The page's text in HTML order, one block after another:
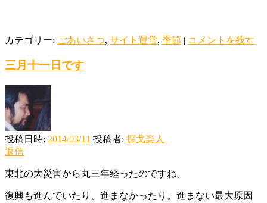
カテゴリー: ごあいさつ, サイト運営, 季節 | コメントを残す
三月十一日です
投稿日時: 2014/03/11 投稿者: 探戈楽人
返信
東北の大災害から丸三年経ったのですね。
復興も進んでいたり、進まなかったり。進まない最大原因